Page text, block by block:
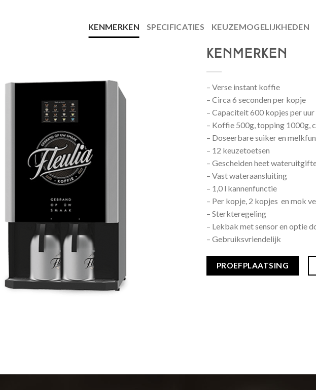
KENMERKEN SPECIFICATIES KEUZEMOGELIJKHEDEN
kenmerken
– Verse instant koffie
– Circa 6 seconden per kopje
– Capaciteit 600 kopjes per uur
– Koffie 500g, topping 1000g,
– Doseerbare suiker en
– 12 keuzetoetsen
– Gescheiden heet
– Vast wateraansluiting
– 1,0 l kannenfunctie
– Per kopje, 2 kopjes en mok
– Sterkteregeling
– Lekbak met sensor en optie
– Gebruiksvriendelijk
PROEFPLAATSING